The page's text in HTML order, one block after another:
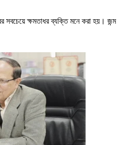
সবচেয়ে ক্ষমতাধর ব্যক্তি মনে করা হয়। জন্ম